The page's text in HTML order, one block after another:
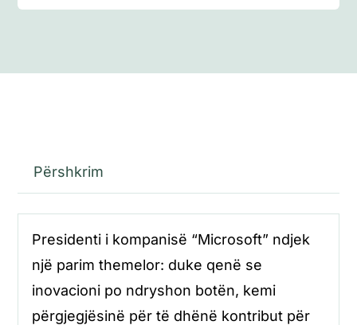
Përshkrim
Presidenti i kompanisë “Microsoft” ndjek
një parim themelor: duke qenë se
inovacioni po ndryshon botën, kemi
përgjegjësinë për të dhënë kontribut për